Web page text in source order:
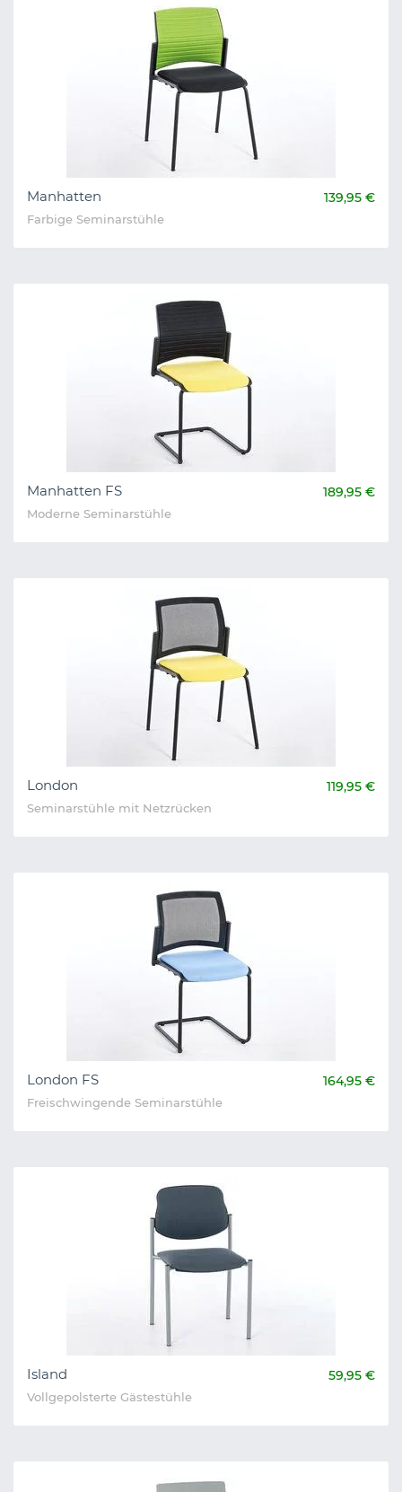
Manhatten 139,95 €
Farbige Seminarstühle
Manhatten FS 189,95 €
Moderne Seminarstühle
London 119,95 €
Seminarstühle mit Netzrücken
London FS 164,95 €
Freischwingende Seminarstühle
Island 59,95 €
Vollgepolsterte Gästestühle